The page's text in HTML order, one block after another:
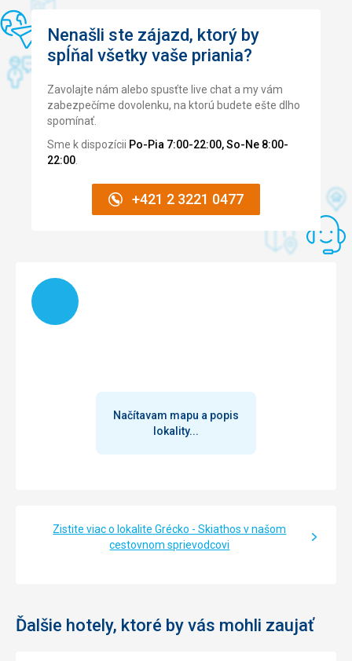
Nenašli ste zájazd, ktorý by
spĺňal všetky vaše priania?
Zavolajte nám alebo spusťte live chat a my vám
zabezpečíme dovolenku, na ktorú budete ešte dlho
spomínať.
Sme k dispozícii Po-Pia 7:00-22:00, So-Ne 8:00-
22:00
+421 2 3221 0477
Načítam
Načítavam mapu a popis
lokality...
Zistite viac o lokalite Grécko - Skiathos v našom
cestovnom sprievodcovi
Ďalšie hotely, ktoré by vás mohli zaujať